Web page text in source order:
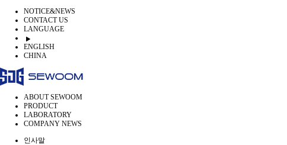
NOTICE&NEWS
CONTACT US
LANGUAGE
ENGLISH
CHINA
ABOUT SEWOOM
PRODUCT
LABORATORY
COMPANY NEWS
인사말